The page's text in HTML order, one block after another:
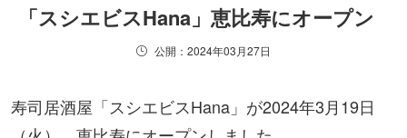
「スシエビスHana」恵比寿にオープン
公開：2024年03月27日
寿司居酒屋「スシエビスHana」が2024年3月19日